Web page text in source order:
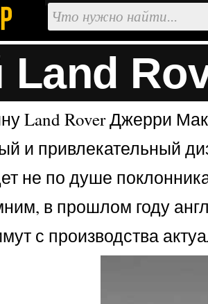
Land Rover Джерри
и привлекательный
не по душе
в прошлом году
с производства